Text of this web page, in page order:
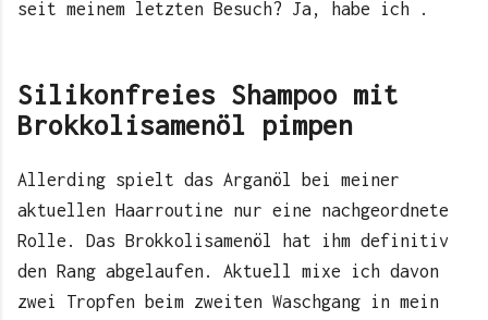
seit meinem letzten Besuch? Ja, habe ich .
Silikonfreies Shampoo mit
Brokkolisamenöl pimpen
Allerding spielt das Arganöl bei meiner
aktuellen Haarroutine nur eine nachgeordnete
Rolle. Das Brokkolisamenöl hat ihm definitiv
den Rang abgelaufen. Aktuell mixe ich davon
zwei Tropfen beim zweiten Waschgang in mein